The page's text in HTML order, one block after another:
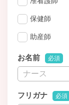
保健師
助産師
お名前 必須
フリガナ 必須